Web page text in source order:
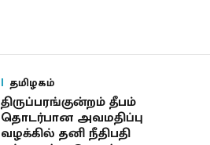
தமிழகம்
திருப்பரங்குன்றம் தீபம்
தொடர்பான அவமதிப்பு
வழக்கில் தனி நீதிபதி